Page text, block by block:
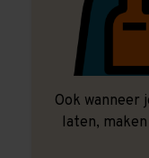
Ook wanneer
laten,